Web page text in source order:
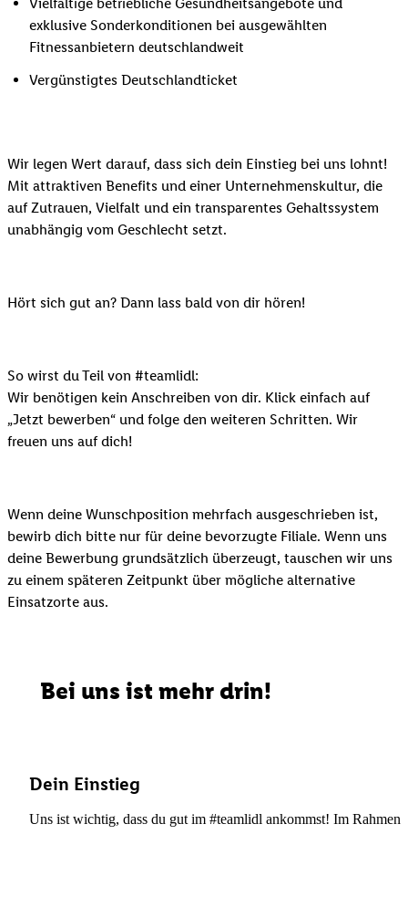
exklusive Sonderkonditionen bei ausgewählten
Fitnessanbietern deutschlandweit
Vergünstigtes Deutschlandticket
Wir legen Wert darauf, dass sich dein Einstieg bei uns lohnt!
Mit attraktiven Benefits und einer Unternehmenskultur, die
auf Zutrauen, Vielfalt und ein transparentes Gehaltssystem
unabhängig vom Geschlecht setzt.
Hört sich gut an? Dann lass bald von dir hören!
So wirst du Teil von #teamlidl:
Wir benötigen kein Anschreiben von dir. Klick einfach auf
„Jetzt bewerben“ und folge den weiteren Schritten. Wir
freuen uns auf dich!
Wenn deine Wunschposition mehrfach ausgeschrieben ist,
bewirb dich bitte nur für deine bevorzugte Filiale. Wenn uns
deine Bewerbung grundsätzlich überzeugt, tauschen wir uns
zu einem späteren Zeitpunkt über mögliche alternative
Einsatzorte aus.
Bei uns ist mehr drin!
Dein Einstieg
Uns ist wichtig, dass du gut im #teamlidl ankommst! Im Rahmen